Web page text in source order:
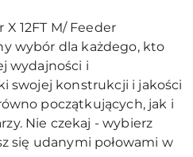
12FT M/ Feeder
wybór dla każdego, kto
wydajności i
swojej konstrukcji i jakości
początkujących, jak i
Nie czekaj - wybierz
się udanymi połowami w